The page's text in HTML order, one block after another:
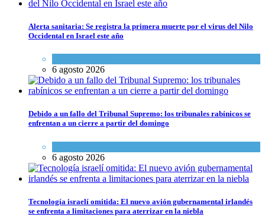
Alerta sanitaria: Se registra la primera muerte por el virus del Nilo
Occidental en Israel este año
6 agosto 2026
Debido a un fallo del Tribunal Supremo: los tribunales rabínicos se
enfrentan a un cierre a partir del domingo
6 agosto 2026
Tecnología israelí omitida: El nuevo avión gubernamental irlandés
se enfrenta a limitaciones para aterrizar en la niebla